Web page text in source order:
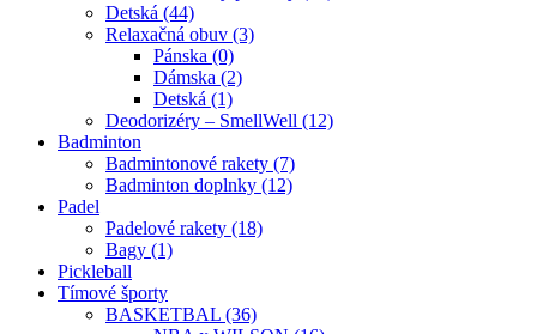
Detská (44)
Relaxačná obuv (3)
Pánska (0)
Dámska (2)
Detská (1)
Deodorizéry – SmellWell (12)
Badminton
Badmintonové rakety (7)
Badminton doplnky (12)
Padel
Padelové rakety (18)
Bagy (1)
Pickleball
Tímové športy
BASKETBAL (36)